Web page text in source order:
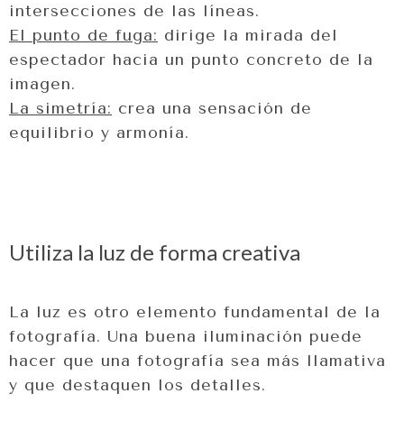
intersecciones de las líneas.
El punto de fuga: dirige la mirada del
espectador hacia un punto concreto de la
imagen.
La simetría: crea una sensación de
equilibrio y armonía.
Utiliza la luz de forma creativa
La luz es otro elemento fundamental de la
fotografía. Una buena iluminación puede
hacer que una fotografía sea más llamativa
y que destaquen los detalles.